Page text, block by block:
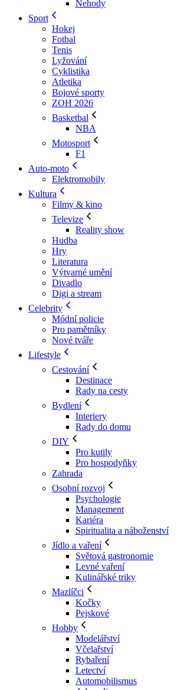
Nehody
Sport
Hokej
Fotbal
Tenis
Lyžování
Cyklistika
Atletika
Bojové sporty
ZOH 2026
Basketbal
NBA
Motosport
F1
Auto-moto
Elektromobily
Kultura
Filmy & kino
Televize
Reality show
Hudba
Hry
Literatura
Výtvarné umění
Divadlo
Digi a stream
Celebrity
Módní policie
Pro pamětníky
Nové tváře
Lifestyle
Cestování
Destinace
Rady na cesty
Bydlení
Interiery
Rady do domu
DIY
Pro kutily
Pro hospodyňky
Zahrada
Osobní rozvoj
Psychologie
Management
Kariéra
Spiritualita a náboženství
Jídlo a vaření
Světová gastronomie
Levné vaření
Kulinářské triky
Mazlíčci
Kočky
Pejskové
Hobby
Modelářství
Včelařství
Rybaření
Letectví
Automobilismus